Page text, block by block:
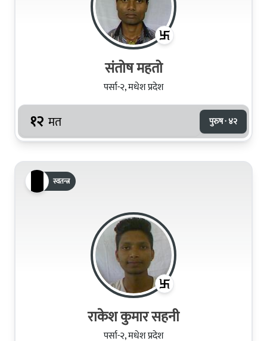
संतोष महतो
पर्सा-२, मधेश प्रदेश
१२ मत पुरुष · ४२
स्वतन्त्र
राकेश कुमार सहनी
पर्सा-२, मधेश प्रदेश